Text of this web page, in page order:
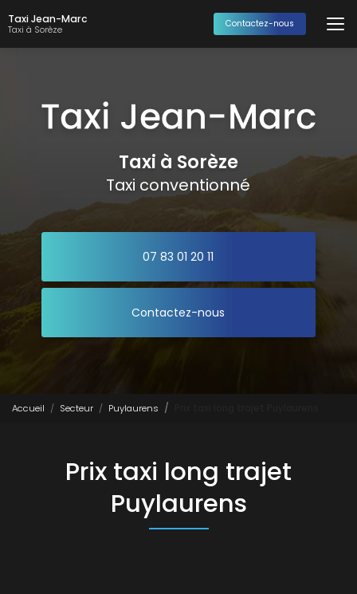
au
contenu
principal
Taxi Jean-Marc
Taxi à Sorèze Contactez-nous
Taxi à Sorèze
Taxi conventionné
07 83 01 20 11
Contactez-nous
Accueil Secteur Puylaurens
Prix taxi long trajet
Puylaurens